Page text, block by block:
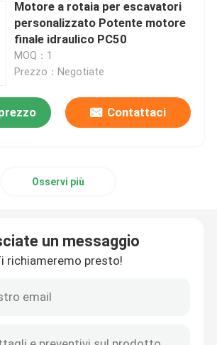
Motore a rotaia per escavatori
personalizzato Potente motore
finale idraulico PC50
MOQ：1
Prezzo：Negotiate
Contattaci
Osservi più
un messaggio
richiameremo presto!